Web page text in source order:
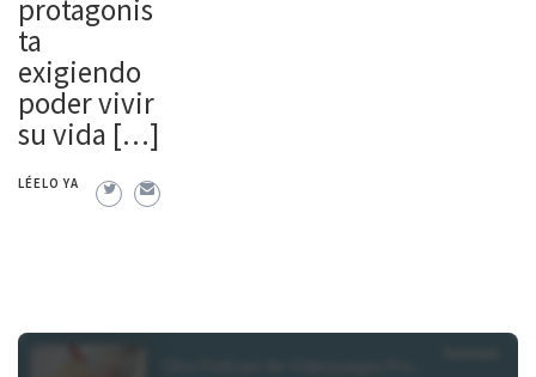
protagonis
ta
exigiendo
poder vivir
su vida […]
LÉELO YA